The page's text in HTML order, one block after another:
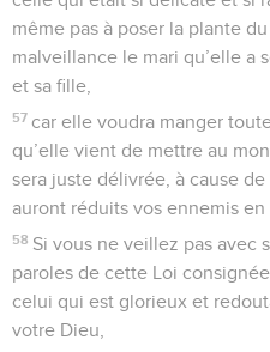
même pas à poser la plante
malveillance le mari qu’elle a
et sa fille,
57 car elle voudra manger
qu’elle vient de mettre au
sera juste délivrée, à cause
auront réduits vos ennemis
58 Si vous ne veillez pas avec
paroles de cette Loi
celui qui est glorieux et
votre Dieu,